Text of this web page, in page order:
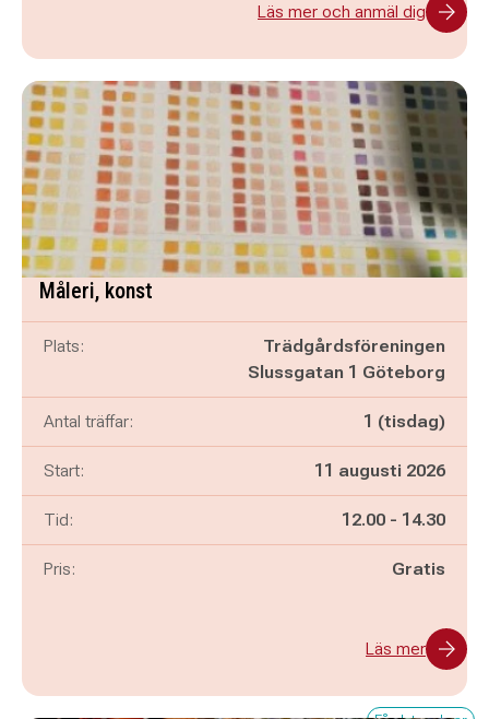
Läs mer och anmäl dig
Måleri, konst
Plats:
Trädgårdsföreningen
Slussgatan 1 Göteborg
Antal träffar: 1 (tisdag)
Start: 11 augusti 2026
Tid: Pågår mellan
12.00 - och
14.30
Pris: Gratis
Läs mer